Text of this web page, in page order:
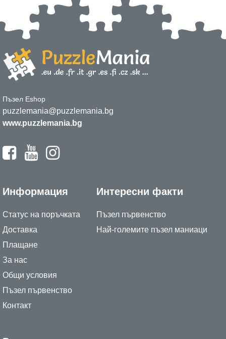
Пъзел Eshop
puzzlemania@puzzlemania.bg
www.puzzlemania.bg
Информация
Статус на поръчката
Доставка
Плащане
За нас
Общи условия
Пъзел първенство
Контакт
Интересни факти
Пъзел първенство
Най-големите пъзел маниаци